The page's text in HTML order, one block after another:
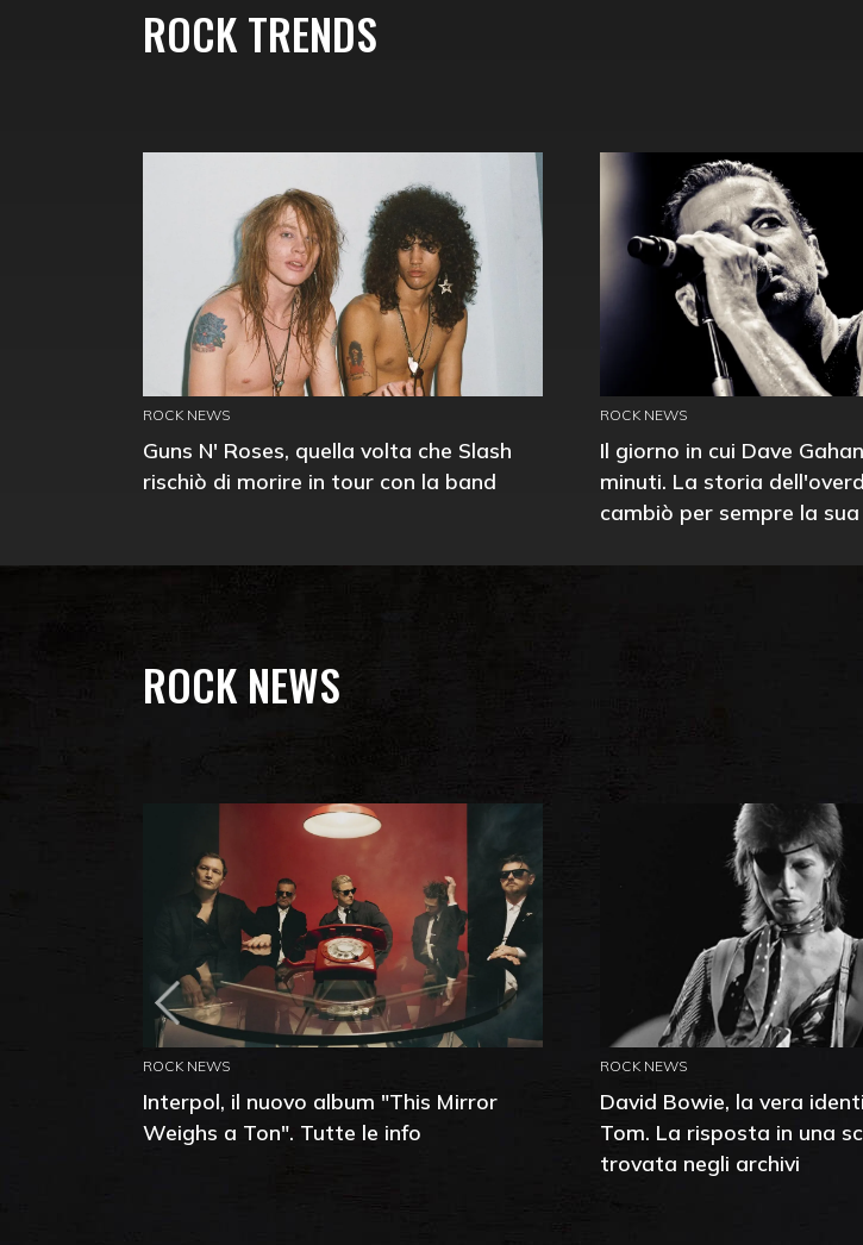
ROCK TRENDS
ROCK NEWS
Guns N' Roses, quella volta che Slash
rischiò di morire in tour con la band
ROCK NEWS
Il giorno in cui Dave
minuti. La storia
cambiò per sempre la
ROCK NEWS
ROCK NEWS
Interpol, il nuovo album "This Mirror
Weighs a Ton". Tutte le info
ROCK NEWS
David Bowie, la vera
Tom. La risposta in una
trovata negli archivi